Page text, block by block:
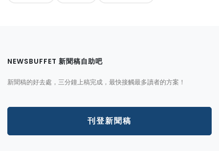
NEWSBUFFET 新聞稿自助吧
新聞稿的好去處，三分鐘上稿完成，最快接觸最多讀者的方案！
刊登新聞稿